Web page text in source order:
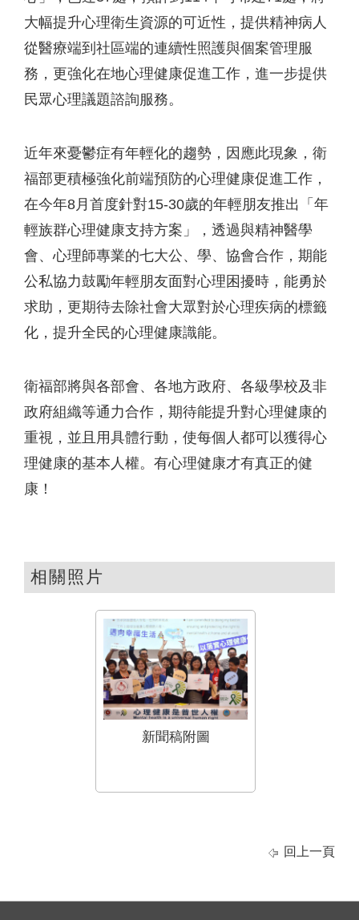
大幅提升心理衛生資源的可近性，提供精神病人
從醫療端到社區端的連續性照護與個案管理服
務，更強化在地心理健康促進工作，進一步提供
民眾心理議題諮詢服務。
近年來憂鬱症有年輕化的趨勢，因應此現象，衛
福部更積極強化前端預防的心理健康促進工作，
在今年8月首度針對15-30歲的年輕朋友推出「年
輕族群心理健康支持方案」，透過與精神醫學
會、心理師專業的七大公、學、協會合作，期能
公私協力鼓勵年輕朋友面對心理困擾時，能勇於
求助，更期待去除社會大眾對於心理疾病的標籤
化，提升全民的心理健康識能。
衛福部將與各部會、各地方政府、各級學校及非
政府組織等通力合作，期待能提升對心理健康的
重視，並且用具體行動，使每個人都可以獲得心
理健康的基本人權。有心理健康才有真正的健
康！
相關照片
新聞稿附圖
回上一頁